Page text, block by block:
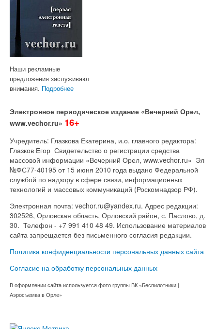
Наши рекламные
предложения заслуживают
внимания. Подробнее
Электронное периодическое издание «Вечерний Орел,
www.vechor.ru» 16+
Учредитель: Глазкова Екатерина, и.о. главного редактора:
Глазков Егор Свидетельство о регистрации средства
массовой информации «Вечерний Орел, www.vechor.ru» Эл
№ФС77-40195 от 15 июня 2010 года выдано Федеральной
службой по надзору в сфере связи, информационных
технологий и массовых коммуникаций (Роскомнадзор РФ).
Электронная почта: vechor.ru@yandex.ru. Адрес редакции:
302526, Орловская область, Орловский район, с. Паслово, д.
30. Телефон - +7 991 410 48 49. Использование материалов
сайта запрещается без письменного согласия редакции.
Политика конфиденциальности персональных данных сайта
Согласие на обработку персональных данных
В оформлении сайта используется фото группы ВК «Беспилотники |
Аэросъемка в Орле»